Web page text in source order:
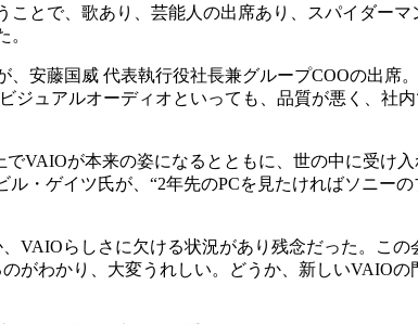
とで、歌あり、芸能人の出席あり、スパイダーマ
。
安藤国威 代表執行役社長兼グループCOOの出席
ジュアルオーディオといっても、品質が悪く、社
VAIOが本来の姿になるとともに、世の中に受け
・ゲイツ氏が、“2年先のPCを見たければソニー
らしさに欠ける状況があり残念だった。この
がわかり、大変うれしい。どうか、新しいVAIOの